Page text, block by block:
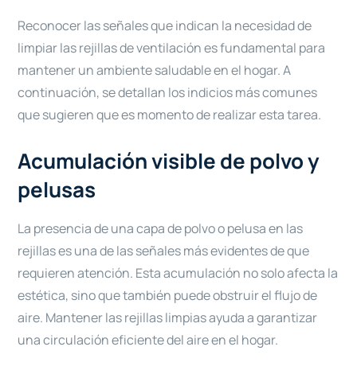
Reconocer las señales que indican la necesidad de
limpiar las rejillas de ventilación es fundamental para
mantener un ambiente saludable en el hogar. A
continuación, se detallan los indicios más comunes
que sugieren que es momento de realizar esta tarea.
Acumulación visible de polvo y
pelusas
La presencia de una capa de polvo o pelusa en las
rejillas es una de las señales más evidentes de que
requieren atención. Esta acumulación no solo afecta la
estética, sino que también puede obstruir el flujo de
aire. Mantener las rejillas limpias ayuda a garantizar
una circulación eficiente del aire en el hogar.